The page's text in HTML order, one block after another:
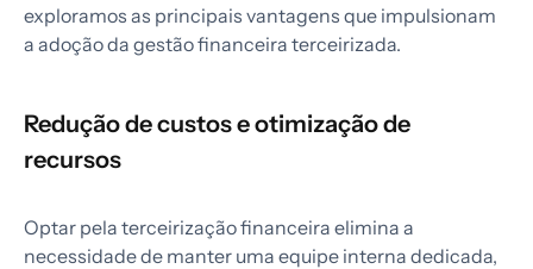
exploramos as principais vantagens que impulsionam
a adoção da gestão financeira terceirizada.
Redução de custos e otimização de
recursos
Optar pela terceirização financeira elimina a
necessidade de manter uma equipe interna dedicada,